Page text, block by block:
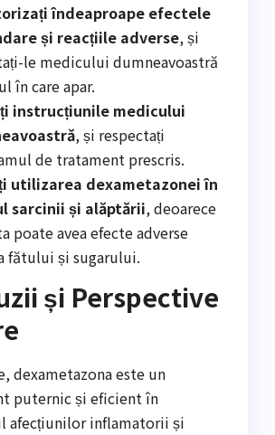
îndeaproape efectele
și reacțiile adverse, și
le medicului dumneavoastră
în care apar.
instrucțiunile medicului
, și respectați
de tratament prescris.
utilizarea dexametazonei în
sarcinii și alăptării, deoarece
poate avea efecte adverse
fătului și sugarului.
și Perspective
dexametazona este un
puternic și eficient în
afecțiunilor inflamatorii și